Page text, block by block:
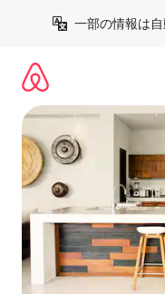
一部の情報は自